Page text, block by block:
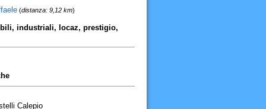
(distanza: 9,12 km)
industriali, locaz, prestigio,
Calepio